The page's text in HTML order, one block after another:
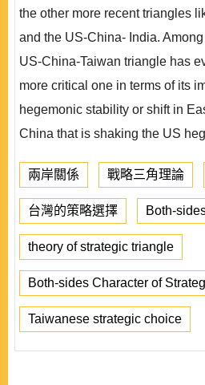
the other more recent triangles
and the US-China- India.
US-China-Taiwan triangle has
more critical one in terms of its
hegemonic stability or shift in
China that is shaking the US
兩岸關係 戰略三角理論
台灣的策略選擇 Both-
theory of strategic triangle
Both-sides Character of
Taiwanese strategic choice